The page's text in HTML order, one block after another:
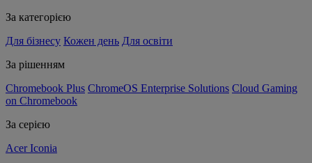
За категорією
Для бізнесу Кожен день Для освіти
За рішенням
Chromebook Plus ChromeOS Enterprise Solutions Cloud Gaming
on Chromebook
За серією
Acer Iconia